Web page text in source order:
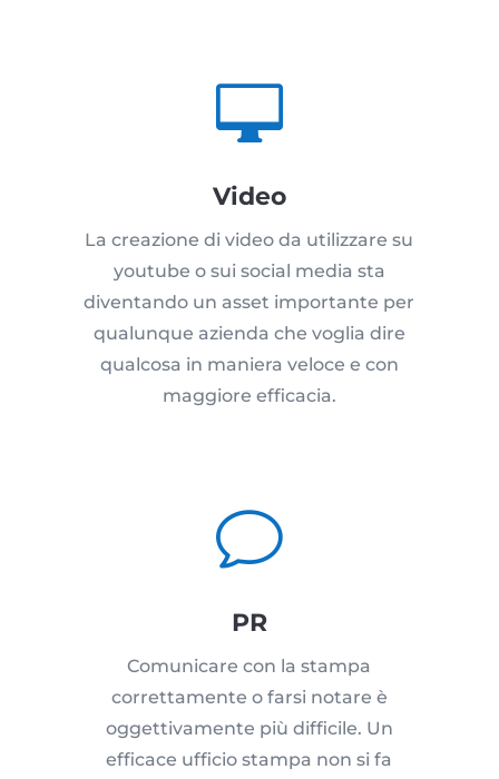

Video
La creazione di video da utilizzare su
youtube o sui social media sta
diventando un asset importante per
qualunque azienda che voglia dire
qualcosa in maniera veloce e con
maggiore efficacia.
v
PR
Comunicare con la stampa
correttamente o farsi notare è
oggettivamente più difficile. Un
efficace ufficio stampa non si fa